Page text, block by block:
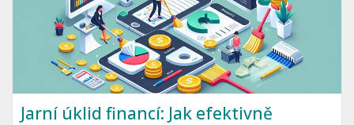
Jarní úklid financí: Jak efektivně